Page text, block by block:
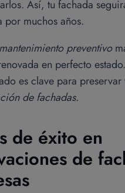
Así, tu fachada
por muchos años.
mantenimiento preventivo
en perfecto
es clave para
de fachadas.
de éxito en
de